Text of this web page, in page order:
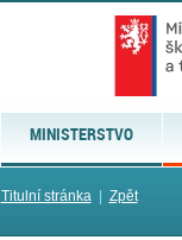
MINISTERSTVO
Titulní stránka| Zpět